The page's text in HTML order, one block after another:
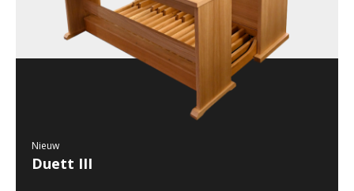
Nieuw
Duett III